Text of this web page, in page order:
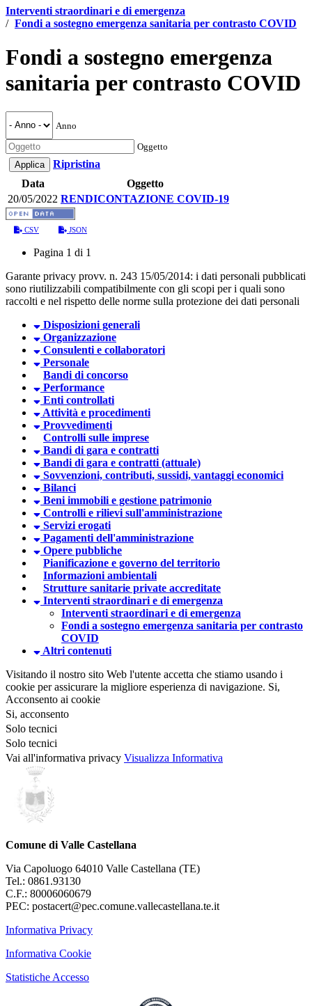
Interventi straordinari e di emergenza
/ Fondi a sostegno emergenza sanitaria per contrasto COVID
Fondi a sostegno emergenza
sanitaria per contrasto COVID
Anno
Oggetto
Ripristina
Data
Oggetto
20/05/2022 RENDICONTAZIONE COVID-19
CSV JSON
Pagina 1 di 1
Garante privacy provv. n. 243 15/05/2014: i dati personali pubblicati
sono riutilizzabili compatibilmente con gli scopi per i quali sono
raccolti e nel rispetto delle norme sulla protezione dei dati personali
Disposizioni generali
Organizzazione
Consulenti e collaboratori
Personale
Bandi di concorso
Performance
Enti controllati
Attività e procedimenti
Provvedimenti
Controlli sulle imprese
Bandi di gara e contratti
Bandi di gara e contratti (attuale)
Sovvenzioni, contributi, sussidi, vantaggi economici
Bilanci
Beni immobili e gestione patrimonio
Controlli e rilievi sull'amministrazione
Servizi erogati
Pagamenti dell'amministrazione
Opere pubbliche
Pianificazione e governo del territorio
Informazioni ambientali
Strutture sanitarie private accreditate
Interventi straordinari e di emergenza
Interventi straordinari e di emergenza
Fondi a sostegno emergenza sanitaria per contrasto
COVID
Altri contenuti
Visitando il nostro sito Web l'utente accetta che stiamo usando i
cookie per assicurare la migliore esperienza di navigazione. Si,
Acconsento ai cookie
Si, acconsento
Solo tecnici
Solo tecnici
Vai all'informativa privacy Visualizza Informativa
Comune di Valle Castellana
Via Capoluogo 64010 Valle Castellana (TE)
Tel.: 0861.93130
C.F.: 80006060679
PEC: postacert@pec.comune.vallecastellana.te.it
Informativa Privacy
Informativa Cookie
Statistiche Accesso